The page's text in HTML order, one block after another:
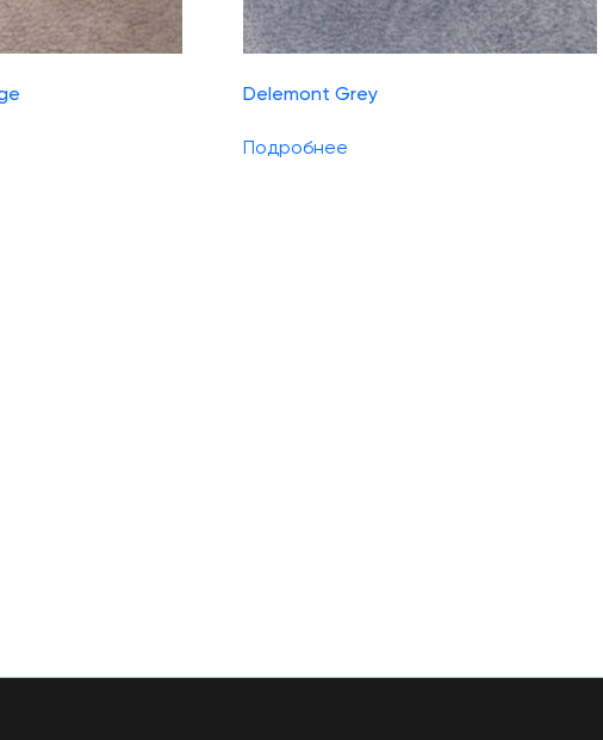
Delemont Grey
Подробнее